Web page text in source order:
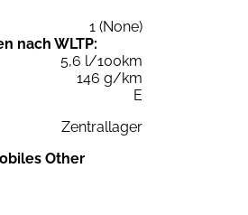
1 (None)
nach WLTP:
5,6 l/100km
146 g/km
E
Zentrallager
Other